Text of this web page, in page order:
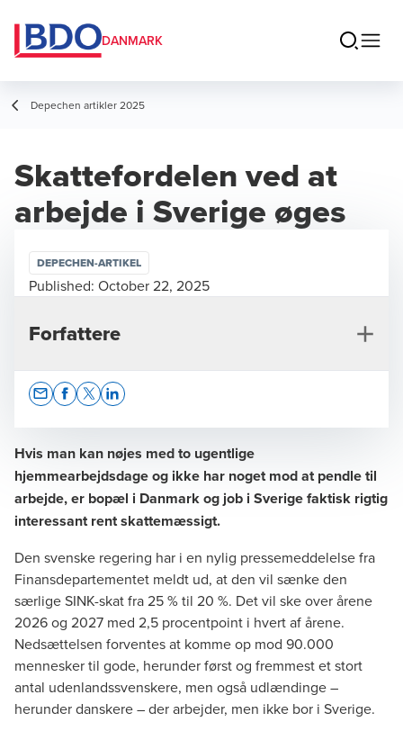
DANMARK
Depechen artikler 2025
Skattefordelen ved at
arbejde i Sverige øges
Hvis man kan nøjes med to ugentlige
hjemmearbejdsdage og ikke har noget mod at pendle til
arbejde, er bopæl i Danmark og job i Sverige faktisk rigtig
interessant rent skattemæssigt.
Den svenske regering har i en nylig pressemeddelelse fra
Finansdepartementet meldt ud, at den vil sænke den
særlige SINK-skat fra 25 % til 20 %. Det vil ske over årene
2026 og 2027 med 2,5 procentpoint i hvert af årene.
Nedsættelsen forventes at komme op mod 90.000
mennesker til gode, herunder først og fremmest et stort
antal udenlandssvenskere, men også udlændinge –
herunder danskere – der arbejder, men ikke bor i Sverige.
DEPECHEN-ARTIKEL
Published: October 22, 2025
Forfattere
Tina Sørensen